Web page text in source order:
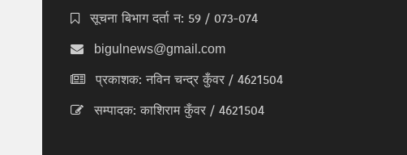
सूचना बिभाग दर्ता न: 59 / 073-074
bigulnews@gmail.com
प्रकाशक: नविन चन्द्र कुँवर / 4621504
सम्पादक: काशिराम कुँवर / 4621504